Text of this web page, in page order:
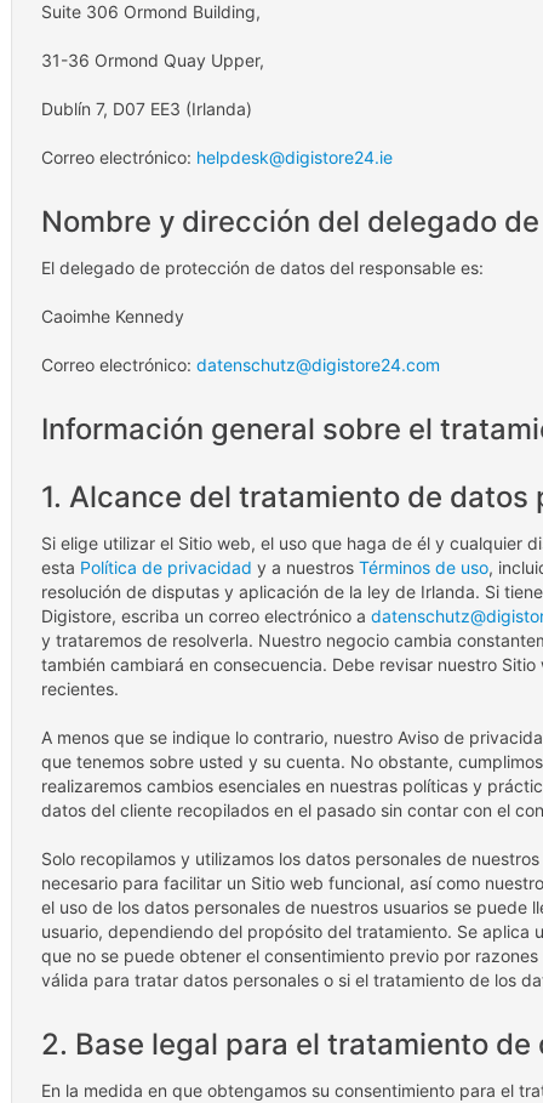
Suite 306 Ormond Building,
31-36 Ormond Quay Upper,
Dublín 7, D07 EE3 (Irlanda)
Correo electrónico: helpdesk@digistore24.ie
Nombre y dirección del delegado
El delegado de protección de datos del responsable es:
Caoimhe Kennedy
Correo electrónico: datenschutz@digistore24.com
Información general sobre el
1. Alcance del tratamiento de datos
Si elige utilizar el Sitio web, el uso que haga de él y cualquier
esta Política de privacidad y a nuestros Términos de uso,
resolución de disputas y aplicación de la ley de Irlanda. Si
Digistore, escriba un correo electrónico a
y trataremos de resolverla. Nuestro negocio cambia
también cambiará en consecuencia. Debe revisar nuestro
recientes.
A menos que se indique lo contrario, nuestro Aviso de
que tenemos sobre usted y su cuenta. No obstante,
realizaremos cambios esenciales en nuestras políticas y
datos del cliente recopilados en el pasado sin contar con el
Solo recopilamos y utilizamos los datos personales de
necesario para facilitar un Sitio web funcional, así como
el uso de los datos personales de nuestros usuarios se puede
usuario, dependiendo del propósito del tratamiento. Se aplica
que no se puede obtener el consentimiento previo por
válida para tratar datos personales o si el tratamiento de los
2. Base legal para el tratamiento
En la medida en que obtengamos su consentimiento para el